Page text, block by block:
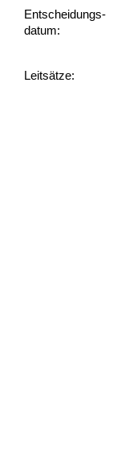
Ent­scheid­ungs­
datum:
Leit­sätze: